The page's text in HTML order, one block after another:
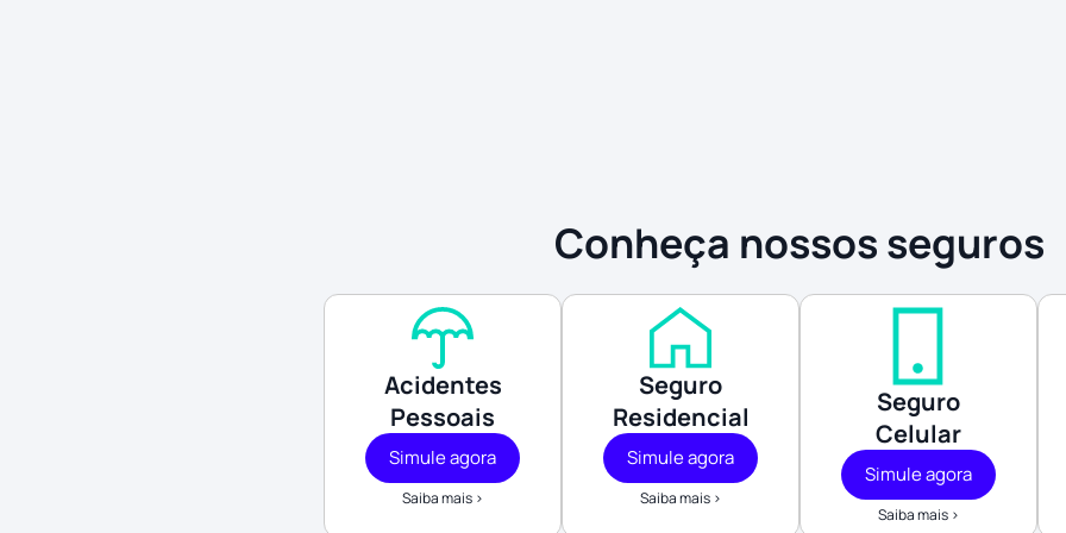
Conheça nossos seguros
Acidentes
Pessoais
Simule agora
Saiba mais >
Seguro
Residencial
Simule agora
Saiba mais >
Seguro
Celular
Simule agora
Saiba mais >